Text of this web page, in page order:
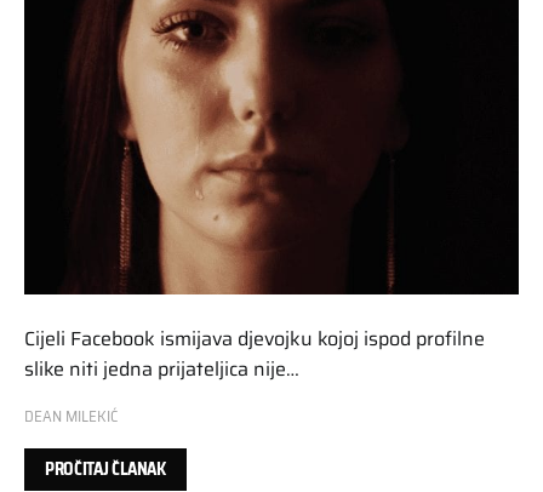
Cijeli Facebook ismijava djevojku kojoj ispod profilne
slike niti jedna prijateljica nije…
DEAN MILEKIĆ
PROČITAJ ČLANAK